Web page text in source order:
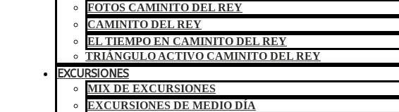
FOTOS CAMINITO DEL REY
CAMINITO DEL REY
EL TIEMPO EN CAMINITO DEL REY
TRIÁNGULO ACTIVO CAMINITO DEL REY
EXCURSIONES
MIX DE EXCURSIONES
EXCURSIONES DE MEDIO DÍA